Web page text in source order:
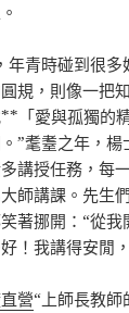
年青時碰到很
規，則像一把
「愛與孤獨的
”耄耋之年，楊
講授任務，每
師講課。先生
著挪開：“從
！我講得安閒
營“上師長教